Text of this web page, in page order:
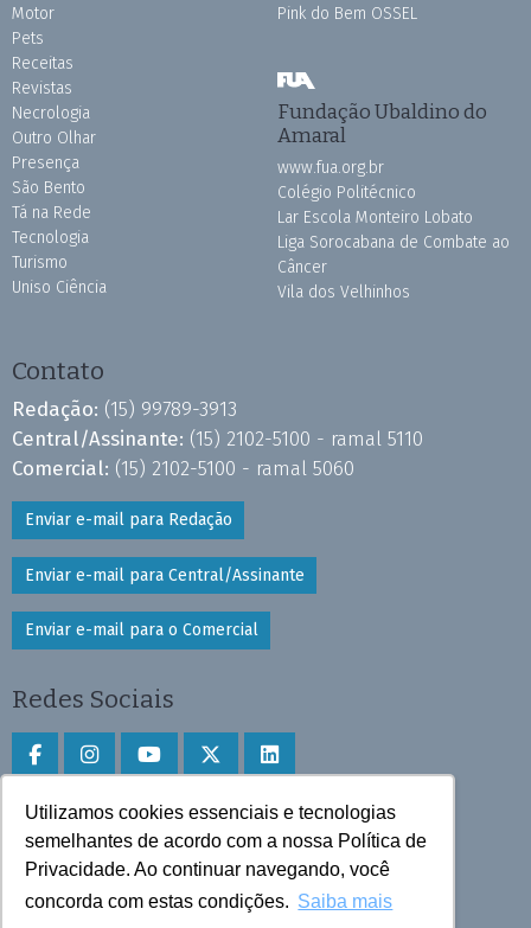
Utilizamos cookies essenciais e tecnologias
semelhantes de acordo com a nossa Política de
Privacidade. Ao continuar navegando, você
concorda com estas condições. Saiba mais
Motor
Pets
Receitas
Revistas
Necrologia
Outro Olhar
Presença
São Bento
Tá na Rede
Tecnologia
Turismo
Uniso Ciência
Pink do Bem OSSEL
Fundação Ubaldino do
Amaral
www.fua.org.br
Colégio Politécnico
Lar Escola Monteiro Lobato
Liga Sorocabana de Combate ao
Câncer
Vila dos Velhinhos
Contato
Redação: (15) 99789-3913
Central/Assinante: (15) 2102-5100 - ramal 5110
Comercial: (15) 2102-5100 - ramal 5060
Enviar e-mail para Redação
Enviar e-mail para Central/Assinante
Enviar e-mail para o Comercial
Redes Sociais
Faça download do aplicativo
Play Store e App Store